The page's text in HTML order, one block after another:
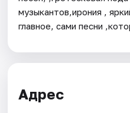
музыкантов,ирония ,
главное, сами песни
Адрес